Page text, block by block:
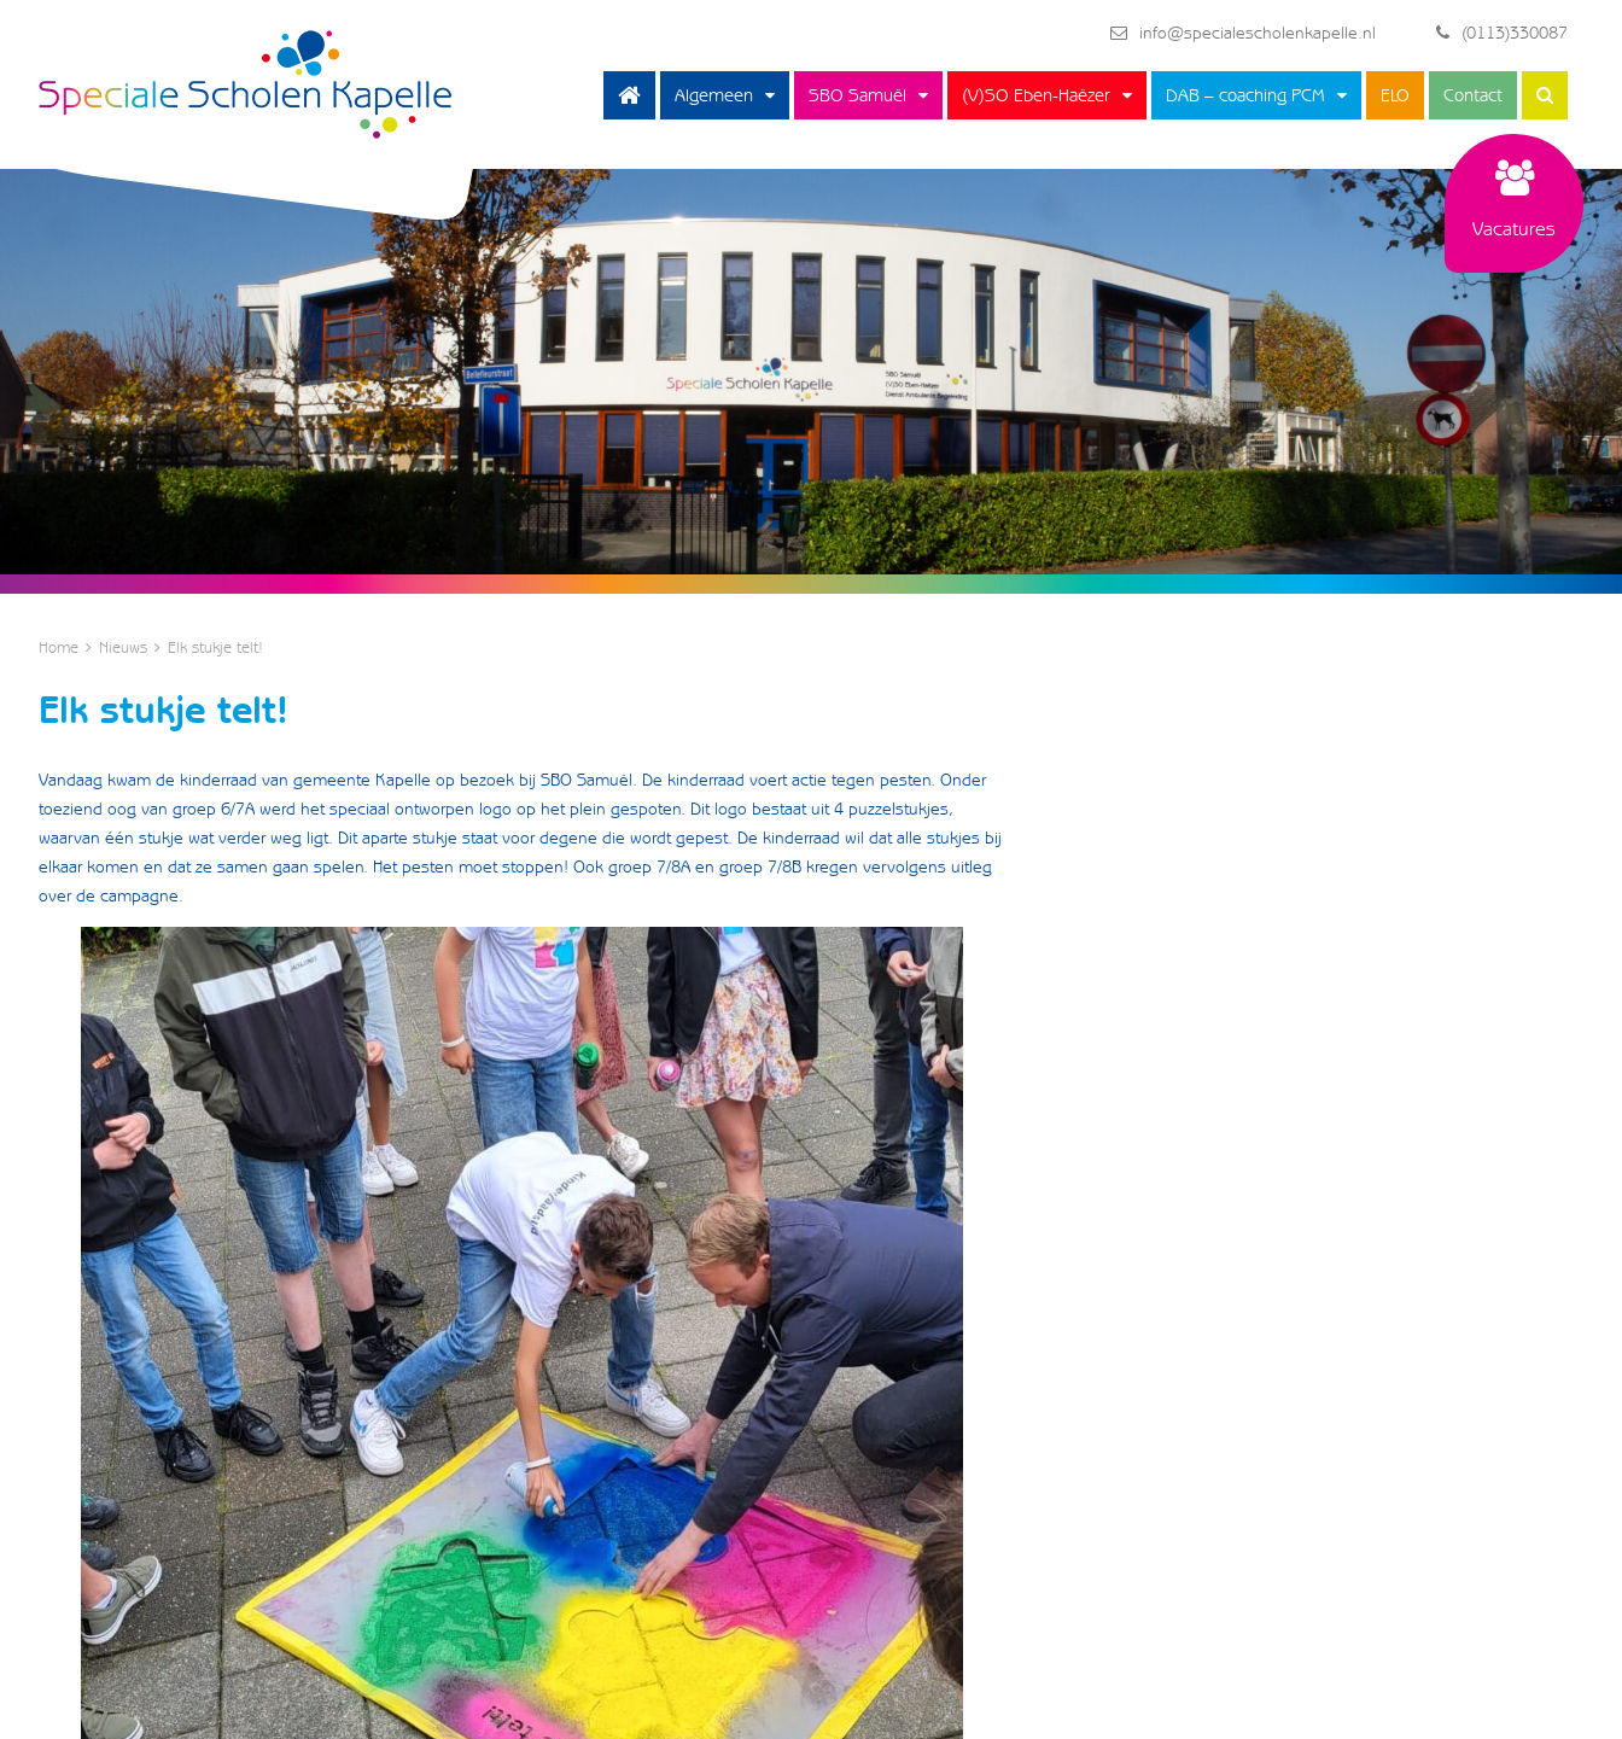
info@specialescholenkapelle.nl (0113)330087
Algemeen SBO Samuël (V)SO Eben-Haëzer DAB – coaching PCM ELO Contact
Vacatures
Home Nieuws Elk stukje telt!
Elk stukje telt!
Vandaag kwam de kinderraad van gemeente Kapelle op bezoek bij SBO Samuël. De kinderraad voert actie tegen pesten. Onder
toeziend oog van groep 6/7A werd het speciaal ontworpen logo op het plein gespoten. Dit logo bestaat uit 4 puzzelstukjes,
waarvan één stukje wat verder weg ligt. Dit aparte stukje staat voor degene die wordt gepest. De kinderraad wil dat alle stukjes bij
elkaar komen en dat ze samen gaan spelen. Het pesten moet stoppen! Ook groep 7/8A en groep 7/8B kregen vervolgens uitleg
over de campagne.